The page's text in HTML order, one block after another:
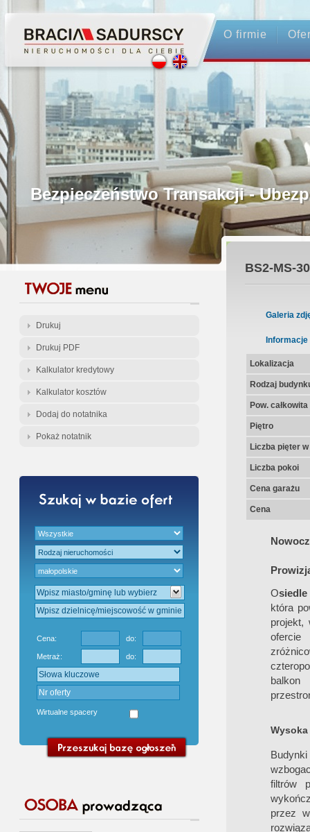
O firmie
Profesjonalne Pośrednictwo
Bezpieczeństwo Transakcji -
Licencjonowani Pośrednicy
Gwarancja Zwrotu Zadatku
Gratis - Przedwstępna Umowa
Drukuj
Drukuj PDF
Kalkulator kredytowy
Kalkulator kosztów
Dodaj do notatnika
Pokaż notatnik
Cena: do:
Metraż: do:
Wirtualne spacery
BS2-MS-
Galeria
Informacje
Lokalizacja
Rodzaj
Pow.
Piętro
Liczba pięter
Liczba pokoi
Cena garażu
Cena
O
która
filtrów
przez